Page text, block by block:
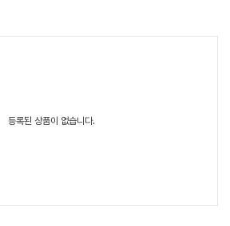
등록된 상품이 없습니다.